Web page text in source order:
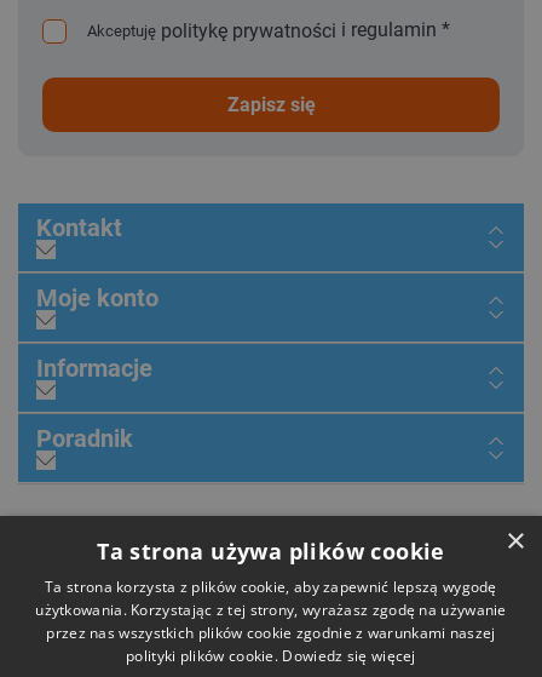
Akceptuję politykę prywatności i regulamin *
zapisz się
Kontakt
Moje konto
Informacje
Poradnik
Płatności
×
Ta strona używa plików cookie
Ta strona korzysta z plików cookie, aby zapewnić lepszą wygodę
użytkowania. Korzystając z tej strony, wyrażasz zgodę na używanie
przez nas wszystkich plików cookie zgodnie z warunkami naszej
polityki plików cookie. Dowiedz się więcej